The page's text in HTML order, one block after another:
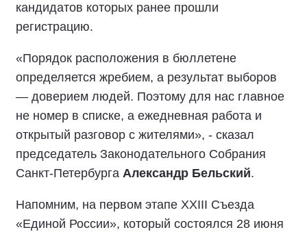
кандидатов которых ранее прошли
регистрацию.
«Порядок расположения в бюллетене
определяется жребием, а результат выборов
— доверием людей. Поэтому для нас главное
не номер в списке, а ежедневная работа и
открытый разговор с жителями», - сказал
председатель Законодательного Собрания
Санкт-Петербурга Александр Бельский.
Напомним, на первом этапе XXIII Съезда
«Единой России», который состоялся 28 июня